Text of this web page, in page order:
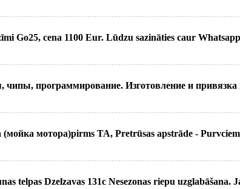
Go25, cena 1100 Eur. Lūdzu sazināties caur
чипы, программирование. Изготовление и
(мойка мотора)pirms TA, Pretrūsas apstrāde -
telpas Dzelzavas 131c Nesezonas riepu uzglabāšana.